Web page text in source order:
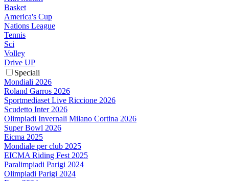
Basket
America's Cup
Nations League
Tennis
Sci
Volley
Drive UP
Speciali
Mondiali 2026
Roland Garros 2026
Sportmediaset Live Riccione 2026
Scudetto Inter 2026
Olimpiadi Invernali Milano Cortina 2026
Super Bowl 2026
Eicma 2025
Mondiale per club 2025
EICMA Riding Fest 2025
Paralimpiadi Parigi 2024
Olimpiadi Parigi 2024